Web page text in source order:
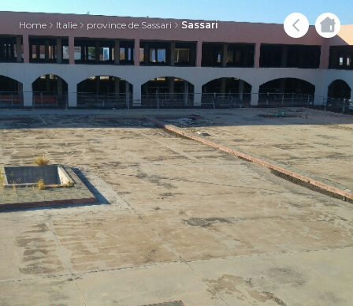
Home Italie province de Sassari Sassari